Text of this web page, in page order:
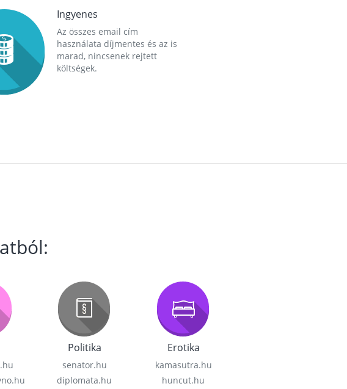
Ingyenes
Az összes email cím
használata díjmentes és az is
marad, nincsenek rejtett
költségek.
Politika
senator.hu
diplomata.hu
Erotika
kamasutra.hu
huncut.hu